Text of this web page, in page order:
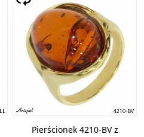
Pierścionek 4210-BV z